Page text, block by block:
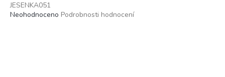
JESENKA051
Průměrné
Neohodnoceno Podrobnosti hodnocení